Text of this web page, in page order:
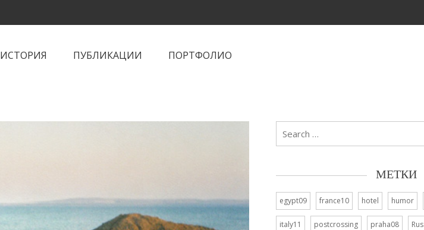
ИСТОРИЯ ПУБЛИКАЦИИ ПОРТФОЛИО
Search
МЕТКИ
egypt09 france10 hotel humor
italy11 postcrossing praha08